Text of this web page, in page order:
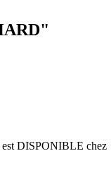
est DISPONIBLE chez